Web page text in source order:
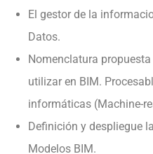
El gestor de la
Datos.
Nomenclatura
utilizar en BIM.
informáticas (Machine-
Definición y despliegue
Modelos BIM.